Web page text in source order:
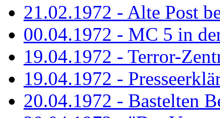
21.02.1972 - Alte Post
00.04.1972 - MC 5 in
19.04.1972 - Terror-
19.04.1972 -
20.04.1972 - Bastelten